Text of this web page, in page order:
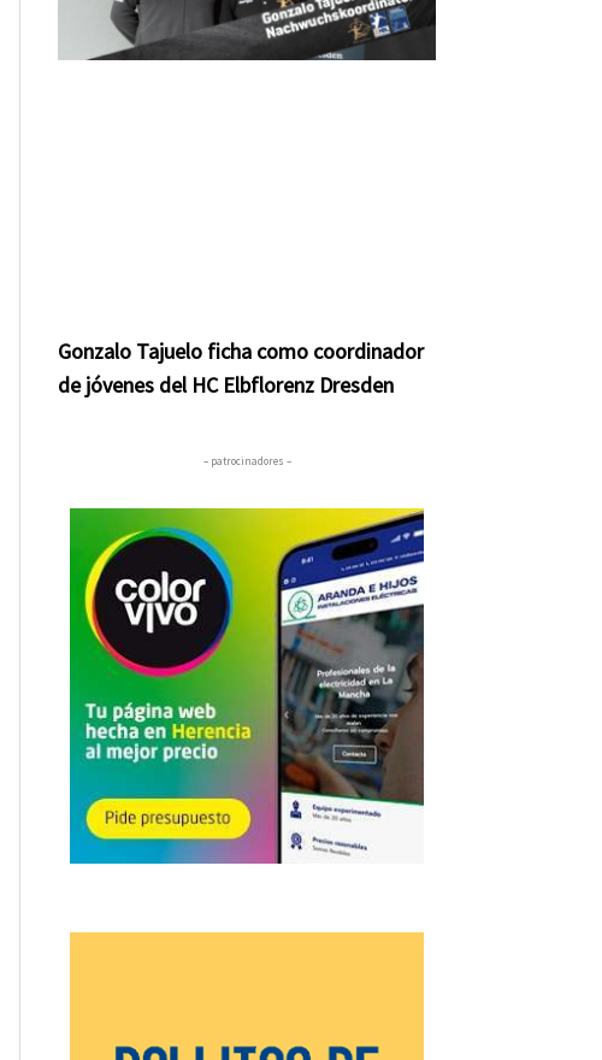
Gonzalo Tajuelo ficha como coordinador
de jóvenes del HC Elbflorenz Dresden
– patrocinadores –